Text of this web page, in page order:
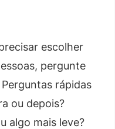
escolher
pergunte
rápidas
ou depois?
algo mais leve?